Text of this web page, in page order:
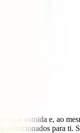
e comida e, ao
para ti.